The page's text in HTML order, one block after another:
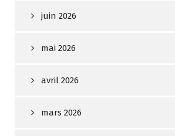
juin 2026
mai 2026
avril 2026
mars 2026